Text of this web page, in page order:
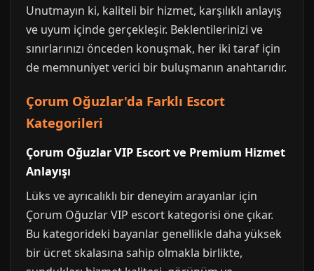
Unutmayın ki, kaliteli bir hizmet, karşılıklı anlayış
ve uyum içinde gerçekleşir. Beklentilerinizi ve
sınırlarınızı önceden konuşmak, her iki taraf için
de memnuniyet verici bir buluşmanın anahtarıdır.
Çorum Oğuzlar'da Farklı Escort
Kategorileri
Çorum Oğuzlar VIP Escort ve Premium Hizmet
Anlayışı
Lüks ve ayrıcalıklı bir deneyim arayanlar için
Çorum Oğuzlar VIP escort kategorisi öne çıkar.
Bu kategorideki bayanlar genellikle daha yüksek
bir ücret skalasına sahip olmakla birlikte,